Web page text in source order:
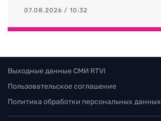
07.08.2026 / 10:32
Выходные данные СМИ RTVI
Пользовательское соглашение
Политика обработки персональных данных